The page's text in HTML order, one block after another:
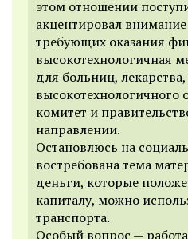
этом отношении
акцентировал
требующих оказания
высокотехнологичная
для больниц,
высокотехнологичного
комитет и
направлении.
Остановлюсь на
востребована тема
деньги, которые
капиталу, можно
транспорта.
Особый вопрос —